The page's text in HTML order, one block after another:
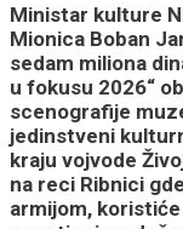
Ministar kulture
Mionica Boban
sedam miliona
u fokusu 2026“
scenografije
jedinstveni
kraju vojvode
na reci Ribnici
armijom,